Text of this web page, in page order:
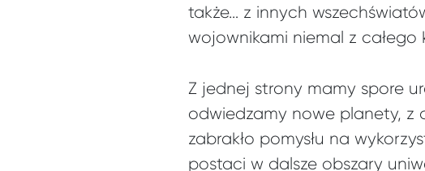
także… z innych
wojownikami niemal z całego
Z jednej strony mamy spore
odwiedzamy nowe planety, z
zabrakło pomysłu na
postaci w dalsze obszary